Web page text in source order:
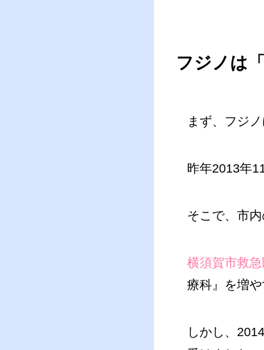
フジノは
まず、フジ
昨年2013年
そこで、市
横須賀市救
療科』を増や
しかし、